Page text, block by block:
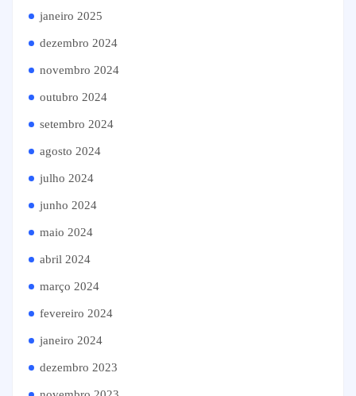
janeiro 2025
dezembro 2024
novembro 2024
outubro 2024
setembro 2024
agosto 2024
julho 2024
junho 2024
maio 2024
abril 2024
março 2024
fevereiro 2024
janeiro 2024
dezembro 2023